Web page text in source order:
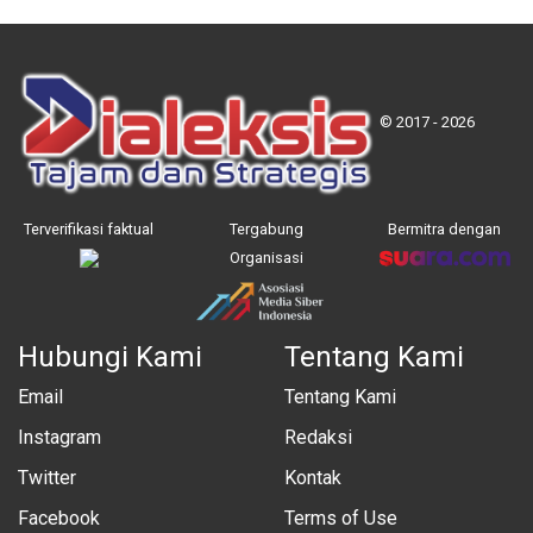
© 2017 - 2026
Terverifikasi faktual
Tergabung
Organisasi
Bermitra dengan
Hubungi Kami
Email
Instagram
Twitter
Facebook
Tentang Kami
Tentang Kami
Redaksi
Kontak
Terms of Use